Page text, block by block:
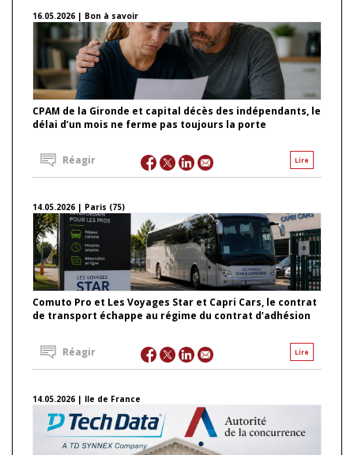
16.05.2026 | Bon à savoir
CPAM de la Gironde et capital décès des indépendants, le
délai d’un mois ne ferme pas toujours la porte
Lire
Réagir
14.05.2026 | Paris (75)
Comuto Pro et Les Voyages Star et Capri Cars, le contrat
de transport échappe au régime du contrat d’adhésion
Lire
Réagir
14.05.2026 | Ile de France